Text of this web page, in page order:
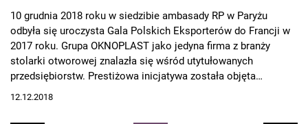
10 grudnia 2018 roku w siedzibie ambasady RP w Paryżu
odbyła się uroczysta Gala Polskich Eksporterów do Francji w
2017 roku. Grupa OKNOPLAST jako jedyna firma z branży
stolarki otworowej znalazła się wśród utytułowanych
przedsiębiorstw. Prestiżowa inicjatywa została objęta
patronatem Ministra Spraw Zagranicznych oraz Minister
12.12.2018